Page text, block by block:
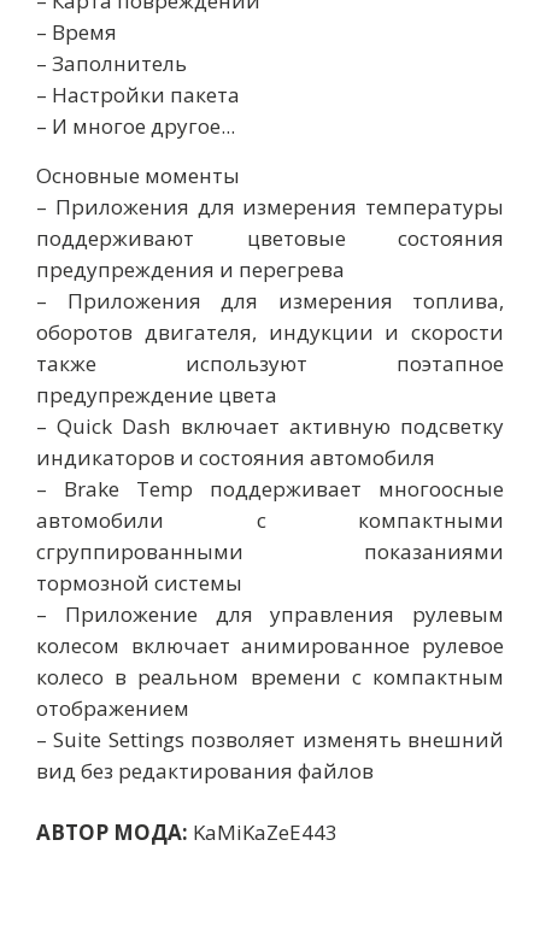
– Время
– Заполнитель
– Настройки пакета
– И многое другое...
Основные моменты
– Приложения для измерения температуры
поддерживают цветовые состояния
предупреждения и перегрева
– Приложения для измерения топлива,
оборотов двигателя, индукции и скорости
также используют поэтапное
предупреждение цвета
– Quick Dash включает активную подсветку
индикаторов и состояния автомобиля
– Brake Temp поддерживает многоосные
автомобили с компактными
сгруппированными показаниями
тормозной системы
– Приложение для управления рулевым
колесом включает анимированное рулевое
колесо в реальном времени с компактным
отображением
– Suite Settings позволяет изменять внешний
вид без редактирования файлов
АВТОР МОДА: KaMiKaZeE443